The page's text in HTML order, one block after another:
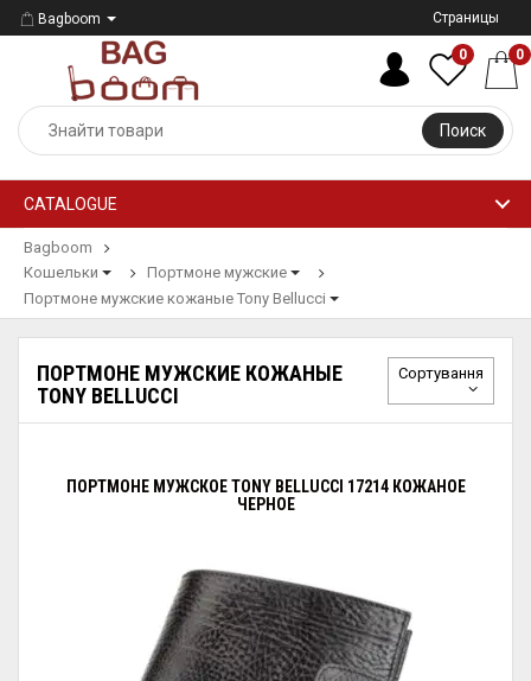
Bagboom Страницы
Поиск
0 0
CATALOGUE
Bagboom
Кошельки
Портмоне мужские
Портмоне мужские кожаные Tony Bellucci
ПОРТМОНЕ МУЖСКИЕ КОЖАНЫЕ
TONY BELLUCCI
Сортування
ПОРТМОНЕ МУЖСКОЕ TONY BELLUCCI 17214 КОЖАНОЕ
ЧЕРНОЕ